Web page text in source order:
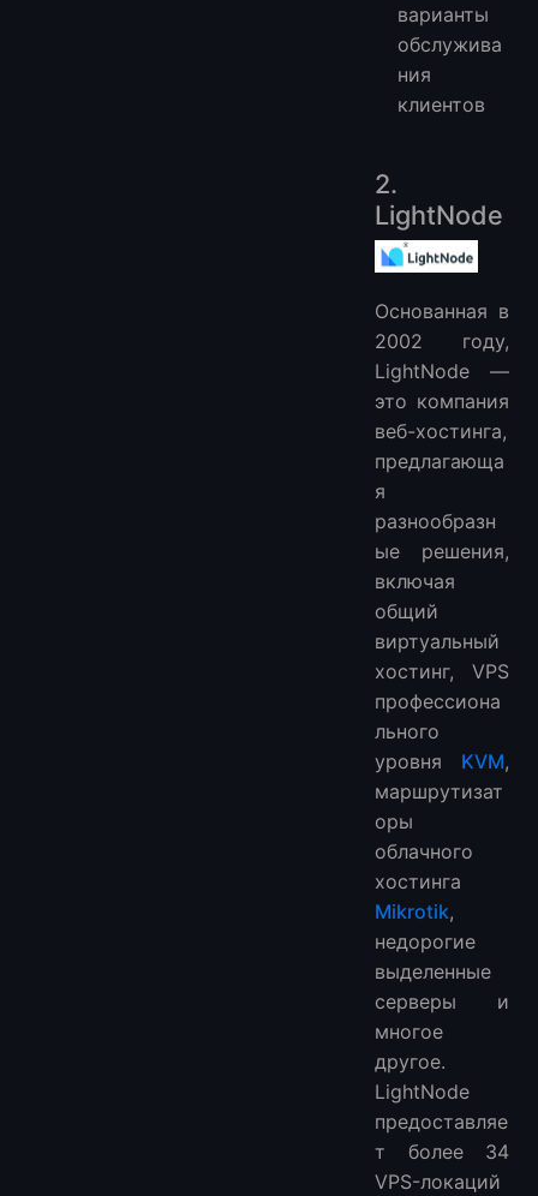
варианты
обслужива
ния
клиентов
2.
LightNode
Основанная в
2002 году,
LightNode —
это компания
веб-хостинга,
предлагающа
я
разнообразн
ые решения,
включая
общий
виртуальный
хостинг, VPS
профессиона
льного
уровня KVM,
маршрутизат
оры
облачного
хостинга
Mikrotik,
недорогие
выделенные
серверы и
многое
другое.
LightNode
предоставляе
т более 34
VPS-локаций